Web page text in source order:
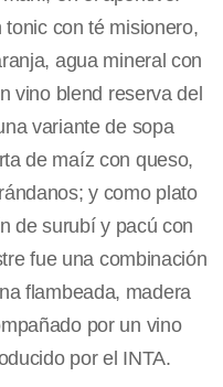
con té misionero,
agua mineral con
vino blend reserva del
variante de sopa
de maíz con queso,
y como plato
de surubí y pacú con
fue una combinación
flambeada, madera
por un vino
por el INTA.